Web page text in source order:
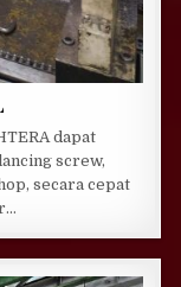
dapat
screw,
secara cepat